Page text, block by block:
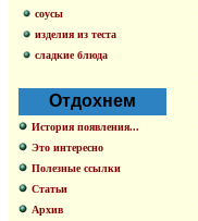
соусы
изделия из теста
сладкие блюда
Отдохнем
История появления...
Это интересно
Полезные ссылки
Статьи
Архив